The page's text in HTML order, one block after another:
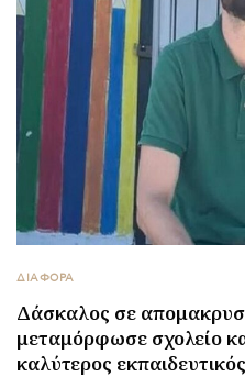
ΔΙΑΦΟΡΑ
Δάσκαλος σε
μεταμόρφωσε σχολείο
καλύτερος